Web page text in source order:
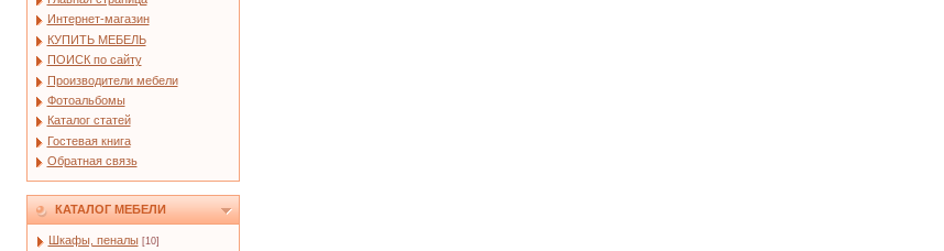
Интернет-магазин
КУПИТЬ МЕБЕЛЬ
ПОИСК по сайту
Производители мебели
Фотоальбомы
Каталог статей
Гостевая книга
Обратная связь
КАТАЛОГ МЕБЕЛИ
Шкафы, пеналы [10]